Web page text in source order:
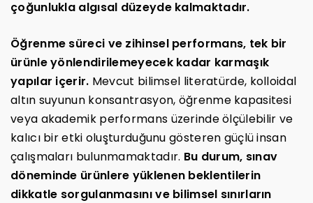
çoğunlukla algısal düzeyde kalmaktadır.
Öğrenme süreci ve zihinsel performans, tek bir
ürünle yönlendirilemeyecek kadar karmaşık
yapılar içerir. Mevcut bilimsel literatürde, kolloidal
altın suyunun konsantrasyon, öğrenme kapasitesi
veya akademik performans üzerinde ölçülebilir ve
kalıcı bir etki oluşturduğunu gösteren güçlü insan
çalışmaları bulunmamaktadır. Bu durum, sınav
döneminde ürünlere yüklenen beklentilerin
dikkatle sorgulanmasını ve bilimsel sınırların